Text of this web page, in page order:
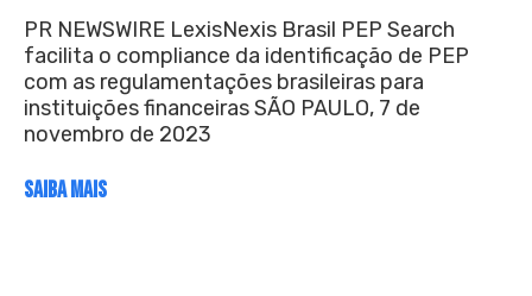
PR NEWSWIRE LexisNexis Brasil PEP Search
facilita o compliance da identificação de PEP
com as regulamentações brasileiras para
instituições financeiras SÃO PAULO, 7 de
novembro de 2023
SAIBA MAIS